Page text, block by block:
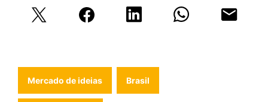
Mercado de ideias Brasil